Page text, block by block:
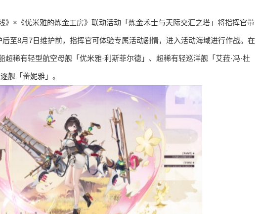
》×《优米雅的炼金工房》联动活动「炼金术士与天际交汇之塔」将指挥官带
至8月7日维护前，指挥官可体验专属活动剧情，进入活动海域进行作战。在
稀有轻型航空母舰「优米雅·利斯菲尔德」、超稀有轻巡洋舰「艾菈·冯·杜
舰「蕾妮雅」。